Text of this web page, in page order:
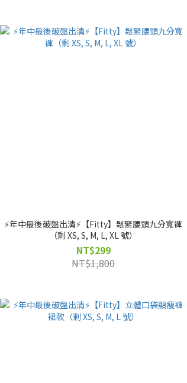
⚡️年中最後破盤出清⚡️【Fitty】鬆緊腰頭九分寬褲
（剩 XS, S, M, L, XL 號）
NT$299
NT$1,800